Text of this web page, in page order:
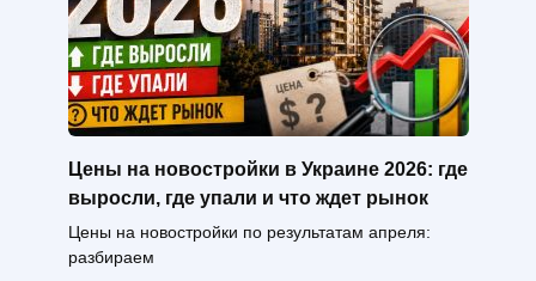
Цены на новостройки в Украине 2026: где
выросли, где упали и что ждет рынок
Цены на новостройки по результатам апреля:
разбираем